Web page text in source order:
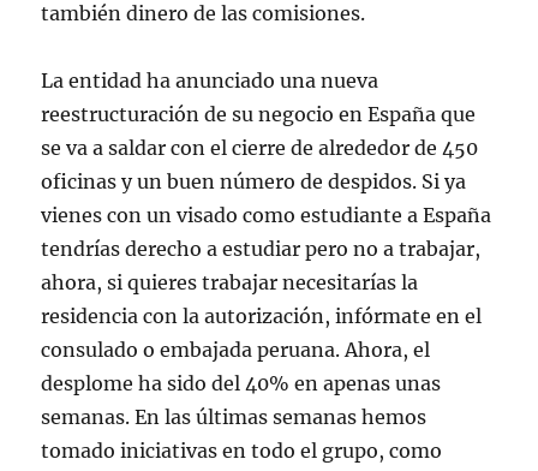
también dinero de las comisiones.
La entidad ha anunciado una nueva
reestructuración de su negocio en España que
se va a saldar con el cierre de alrededor de 450
oficinas y un buen número de despidos. Si ya
vienes con un visado como estudiante a España
tendrías derecho a estudiar pero no a trabajar,
ahora, si quieres trabajar necesitarías la
residencia con la autorización, infórmate en el
consulado o embajada peruana. Ahora, el
desplome ha sido del 40% en apenas unas
semanas. En las últimas semanas hemos
tomado iniciativas en todo el grupo, como